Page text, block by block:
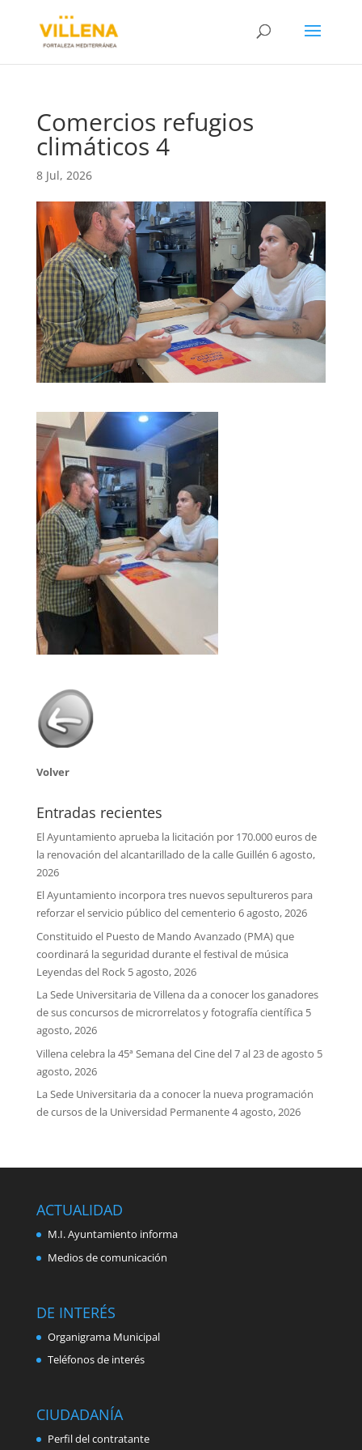
Comercios refugios
climáticos 4
8 Jul, 2026
Volver
Entradas recientes
El Ayuntamiento aprueba la licitación por 170.000 euros de
la renovación del alcantarillado de la calle Guillén 6 agosto,
2026
El Ayuntamiento incorpora tres nuevos sepultureros para
reforzar el servicio público del cementerio 6 agosto, 2026
Constituido el Puesto de Mando Avanzado (PMA) que
coordinará la seguridad durante el festival de música
Leyendas del Rock 5 agosto, 2026
La Sede Universitaria de Villena da a conocer los ganadores
de sus concursos de microrrelatos y fotografía científica 5
agosto, 2026
Villena celebra la 45ª Semana del Cine del 7 al 23 de agosto 5
agosto, 2026
La Sede Universitaria da a conocer la nueva programación
de cursos de la Universidad Permanente4 agosto, 2026
ACTUALIDAD
M.I. Ayuntamiento informa
Medios de comunicación
DE INTERÉS
Organigrama Municipal
Teléfonos de interés
CIUDADANÍA
Perfil del contratante